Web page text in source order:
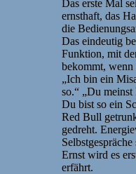
Das erste Mal
ernsthaft, das
die
Das eindeutig
Funktion, mit
bekommt, wenn
„Ich bin ein
so.“ „Du meinst
Du bist so ein
Red Bull
gedreht.
Ernst wird es
erfährt.